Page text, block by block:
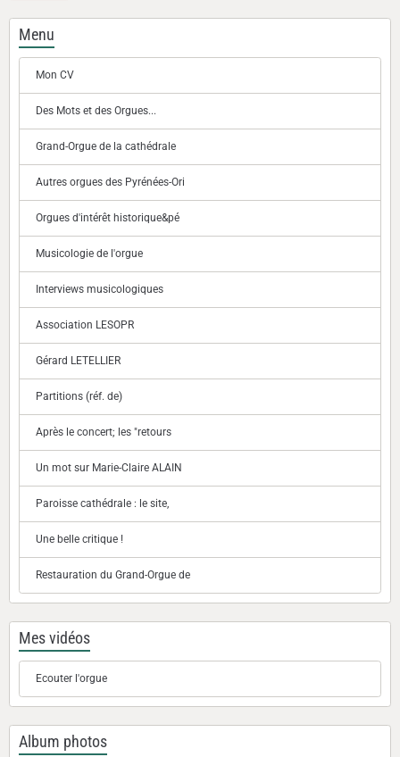
Menu
Mon CV
Des Mots et des Orgues...
Grand-Orgue de la cathédrale
Autres orgues des Pyrénées-Ori
Orgues d'intérêt historique&pé
Musicologie de l'orgue
Interviews musicologiques
Association LESOPR
Gérard LETELLIER
Partitions (réf. de)
Après le concert; les "retours
Un mot sur Marie-Claire ALAIN
Paroisse cathédrale : le site,
Une belle critique !
Restauration du Grand-Orgue de
Mes vidéos
Ecouter l'orgue
Album photos